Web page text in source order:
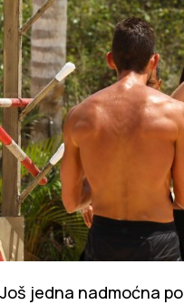
Još jedna nadmoćna